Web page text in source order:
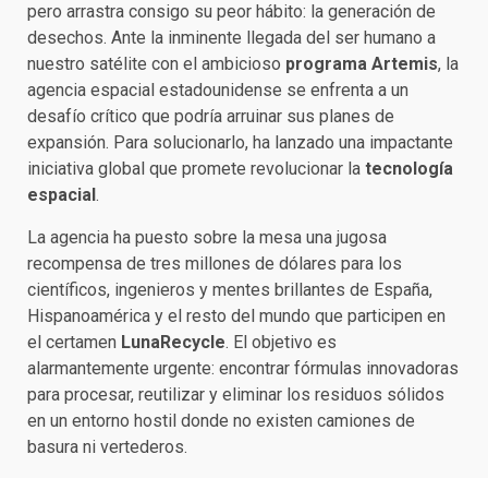
pero arrastra consigo su peor hábito: la generación de
desechos. Ante la inminente llegada del ser humano a
nuestro satélite con el ambicioso programa Artemis, la
agencia espacial estadounidense se enfrenta a un
desafío crítico que podría arruinar sus planes de
expansión. Para solucionarlo, ha lanzado una impactante
iniciativa global que promete revolucionar la tecnología
espacial .
La agencia ha puesto sobre la mesa una jugosa
recompensa de tres millones de dólares para los
científicos, ingenieros y mentes brillantes de España,
Hispanoamérica y el resto del mundo que participen en
el certamen LunaRecycle. El objetivo es
alarmantemente urgente: encontrar fórmulas innovadoras
para procesar, reutilizar y eliminar los residuos sólidos
en un entorno hostil donde no existen camiones de
basura ni vertederos.